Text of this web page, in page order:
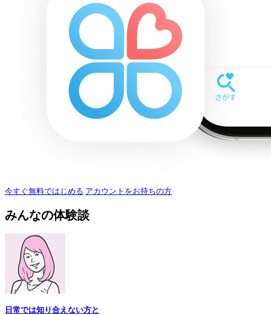
今すぐ無料ではじめる アカウントをお持ちの方
みんなの体験談
日常では知り合えない方と